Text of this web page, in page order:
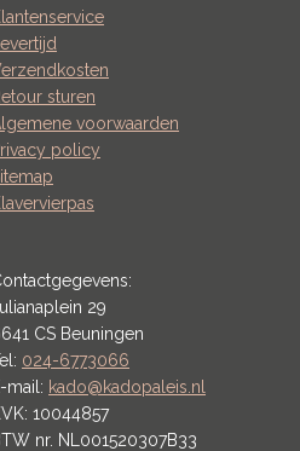
Levertijd
sturen
voorwaarden
policy
29
CS Beuningen
024-6773066
mail: kado@kadopaleis.nl
10044857
nr. NL001520307B33